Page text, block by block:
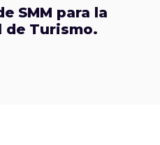
SMM para la
de Turismo.